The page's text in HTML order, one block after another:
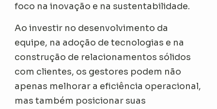
foco na inovação e na sustentabilidade.
Ao investir no desenvolvimento da
equipe, na adoção de tecnologias e na
construção de relacionamentos sólidos
com clientes, os gestores podem não
apenas melhorar a eficiência operacional,
mas também posicionar suas